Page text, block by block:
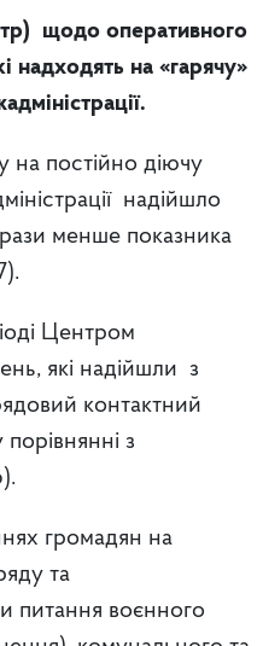
щодо оперативного
надходять на «гарячу»
на постійно діючу
надійшло
менше показника
Центром
які надійшли з
контактний
з
громадян на
та
питання воєнного